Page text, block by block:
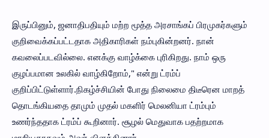
இருப்பினும், ஜனாதிபதியும் மற்ற மூத்த அரசாங்கப் பிரமுகர்களும்
குறிவைக்கப்பட்டதாக அதிகாரிகள் நம்புகின்றனர். நான்
கவலைப்படவில்லை. எனக்கு வாழ்க்கை புரிகிறது. நாம் ஒரு
குழப்பமான உலகில் வாழ்கிறோம்," என்று ட்ரம்ப்
குறிப்பிட்டுள்ளார்.நிகழ்ச்சியின் போது நிலைமை திடீரென மாறத்
தொடங்கியதை தாமும் முதல் மகளிர் மெலனியா ட்ரம்பும்
உணர்ந்ததாக ட்ரம்ப் கூறினார். சூழல் மெதுவாக பதற்றமாக